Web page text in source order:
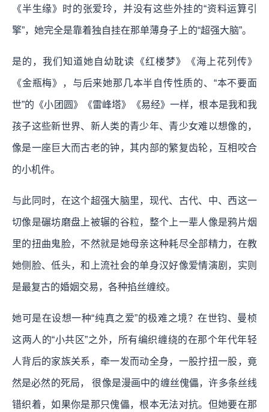
《半生缘》时的张爱玲，并没有这些外挂的“资料运算引
擎”，她完全是靠着独自挂在那单薄身子上的“超强大脑”。
是的，我们知道她自幼耽读《红楼梦》《海上花列传》
《金瓶梅》，与后来她那几本半自传性质的、“本不要面
世”的《小团圆》《雷峰塔》《易经》一样，根本是我和我
孩子这些新世界、新人类的青少年、青少女难以想像的，
像是一座巨大而古老的钟，其内部的繁复齿轮，互相咬合
的小机件。
与此同时，在这个超强大脑里，现代、古代、中、西这一
切像是碾坊磨盘上被辗的谷粒，整个上一辈人像是鸦片烟
里的扭曲鬼脸，不然就是她母亲这种耗尽全部精力，在教
她侧脸、低头，和上流社会的单身汉好像爱情演剧，实则
是最复古的婚姻交易，各种掐丝缠绞。
她可是在设想一种“纯真之爱”的极难之境？在世钧、曼桢
这两人的“小共区”之外，所有编织缠绕的在那个年代年轻
人背后的家族关系，牵一发而动全身，一股拧扭一股，竟
然是必然的死局， 很像是漫画中的缠丝傀儡，许多条丝线
错织着，如果你是那只傀儡，根本无法对抗。但她要在那